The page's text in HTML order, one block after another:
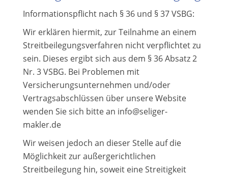
Informationspflicht nach § 36 und § 37 VSBG:
Wir erklären hiermit, zur Teilnahme an einem
Streitbeilegungsverfahren nicht verpflichtet zu
sein. Dieses ergibt sich aus dem § 36 Absatz 2
Nr. 3 VSBG. Bei Problemen mit
Versicherungsunternehmen und/oder
Vertragsabschlüssen über unsere Website
wenden Sie sich bitte an info@seliger-
makler.de
Wir weisen jedoch an dieser Stelle auf die
Möglichkeit zur außergerichtlichen
Streitbeilegung hin, soweit eine Streitigkeit